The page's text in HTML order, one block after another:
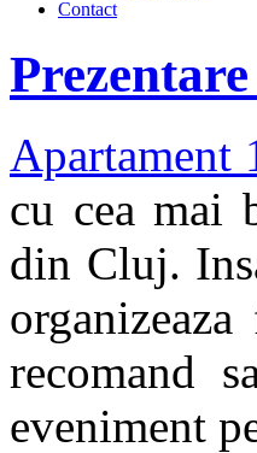
Contact
Apartament
cu cea mai
din Cluj.
recomand
eveniment